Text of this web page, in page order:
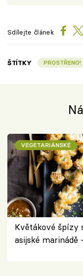
Sdílejte článek
ŠTÍTKY PROSTŘENO!
VEGETARIÁNSKÉ
Květákové špízy
asijské marinádě